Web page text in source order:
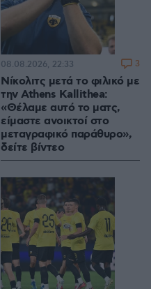
Νίκολιτς μετά το φιλικό με
την Athens Kallithea:
«Θέλαμε αυτό το ματς,
είμαστε ανοικτοί στο
μεταγραφικό παράθυρο»,
δείτε βίντεο
08.08.2026, 22:33 3